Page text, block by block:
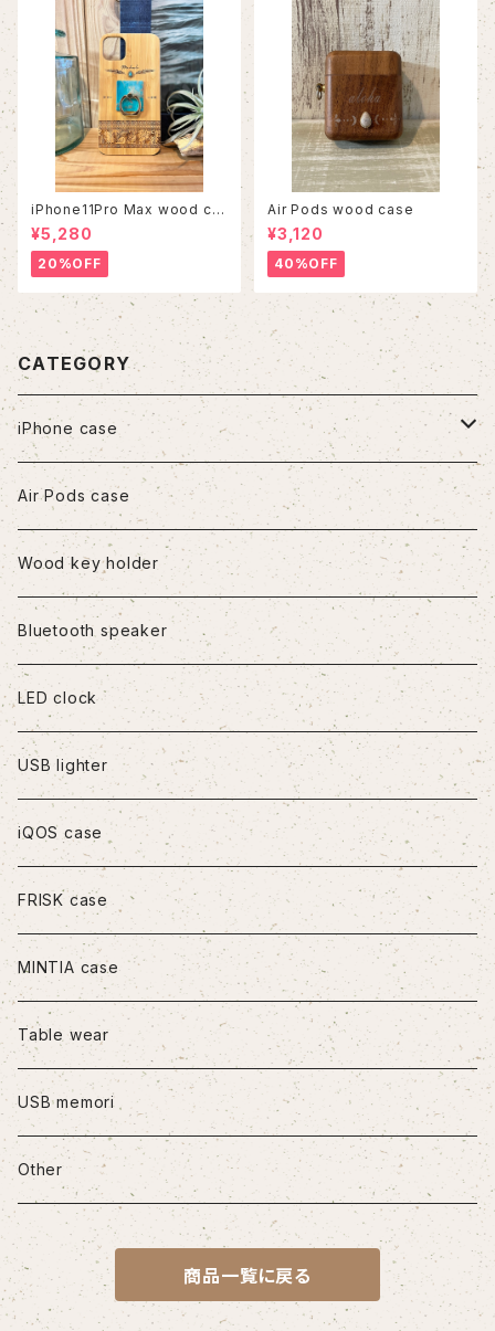
iPhone11Pro Max wood ca
se
¥5,280
20%OFF
Air Pods wood case
¥3,120
40%OFF
CATEGORY
iPhone case
iPhone7/8/SE2
iPhone8Plus
iPhoneX/XS
iPhoneXR
iPhoneXS Max
iPhone11
iPhone11Pro
iPhone11Pro Max
iPhone12/12Pro
iPhone12mini
iPhone12Pro Max
iPhone13
iPhone13Pro
Air Pods case
Wood key holder
Bluetooth speaker
LED clock
USB lighter
iQOS case
FRISK case
MINTIA case
Table wear
USB memori
Other
商品一覧に戻る